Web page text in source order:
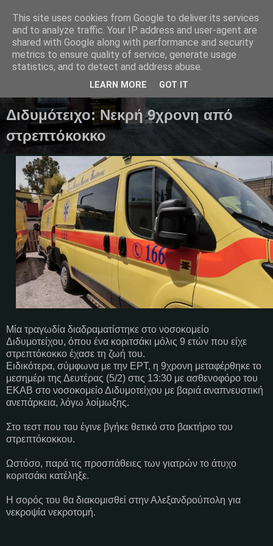
Μαγκαζίνο,ειδήσεις,απόψεις...
05 Φεβρουαρίου 2024
Διδυμότειχο: Νεκρή 9χρονη από
στρεπτόκοκκο
Μία τραγωδία διαδραματίστηκε στο νοσοκομείο
Διδυμοτείχου, όπου ένα κοριτσάκι μόλις 9 ετών που είχε
στρεπτόκοκκο έχασε τη ζωή του.
Ειδικότερα, σύμφωνα με την ΕΡΤ, η 9χρονη μεταφέρθηκε το
μεσημέρι της Δευτέρας (5/2) στις 13:30 με ασθενοφόρο του
ΕΚΑΒ στο νοσοκομείο Διδυμοτείχου με βαριά αναπνευστική
ανεπάρκεια, λόγω λοίμωξης.
Στο τεστ που του έγινε βγήκε θετικό στο βακτήριο του
στρεπτόκοκκου.
Ωστόσο, παρά τις προσπάθειες των γιατρών το άτυχο
κοριτσάκι κατέληξε.
Η σορός του θα διακομισθεί στην Αλεξανδρούπολη για
νεκροψία νεκροτομή.
This site uses cookies from Google to deliver its services
and to analyze traffic. Your IP address and user-agent are
shared with Google along with performance and security
metrics to ensure quality of service, generate usage
statistics, and to detect and address abuse.
LEARN MORE GOT IT